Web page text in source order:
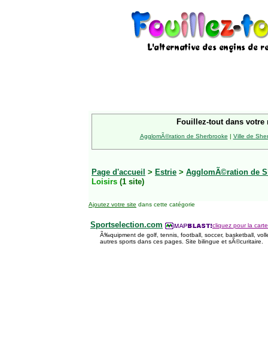
Fouillez-tout dans votre
AgglomÃ©ration de Sherbrooke | Ville de
Page d'accueil > Estrie > AgglomÃ©ration de
Loisirs (1 site)
Ajoutez votre site dans cette catégorie
Sportselection.com
cliquez pour la
Ã‰quipment de golf, tennis, football, soccer, basketball,
autres sports dans ces pages. Site bilingue et sÃ©curitaire.